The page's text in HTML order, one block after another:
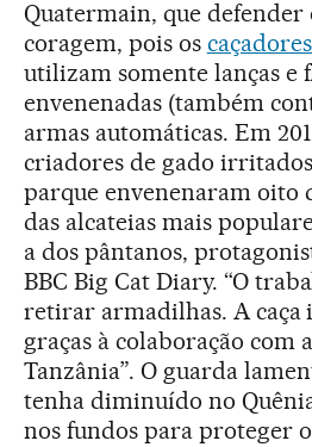
Quatermain, que
coragem, pois os
utilizam somente lanças e
envenenadas (também
armas automáticas. Em
criadores de gado
parque envenenaram oito
das alcateias mais
a dos pântanos,
BBC Big Cat Diary. “O
retirar armadilhas. A caça
graças à colaboração com
Tanzânia”. O guarda
tenha diminuído no
nos fundos para proteger